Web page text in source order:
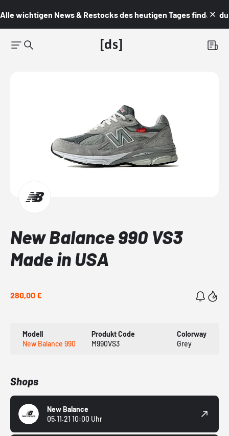
Alle wichtigen News & Restocks des heutigen Tages findest du
New Balance 990 VS3
Made in USA
280,00 €
Modell
New Balance 990
Produkt Code
M990VS3
Colorway
Grey
Shops
New Balance
05.11.21 10:00 Uhr